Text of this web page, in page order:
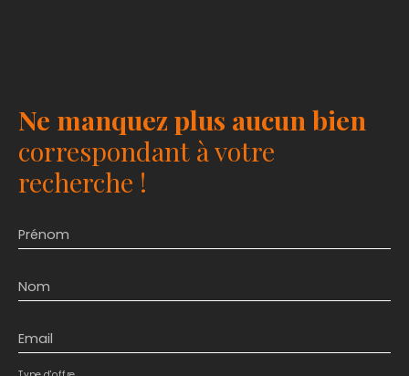
Ne manquez plus aucun bien
correspondant à votre
recherche !
Prénom
Nom
Email